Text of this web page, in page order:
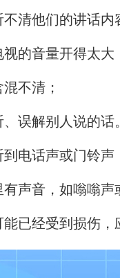
清他们的讲话内
的音量开得太大
不清；
误解别人说的话
电话声或门铃声
声音，如嗡嗡声
经受到损伤，